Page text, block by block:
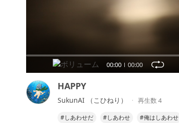
00:00 00:00
HAPPY
SukunAI （こひねり） 再生数 4
#しあわせだ #しあわせ #俺はしあわせ